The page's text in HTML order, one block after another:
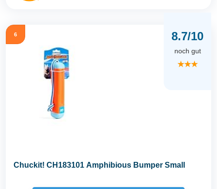
6 8.7/10
noch gut
★★★
Chuckit! CH183101 Amphibious Bumper Small